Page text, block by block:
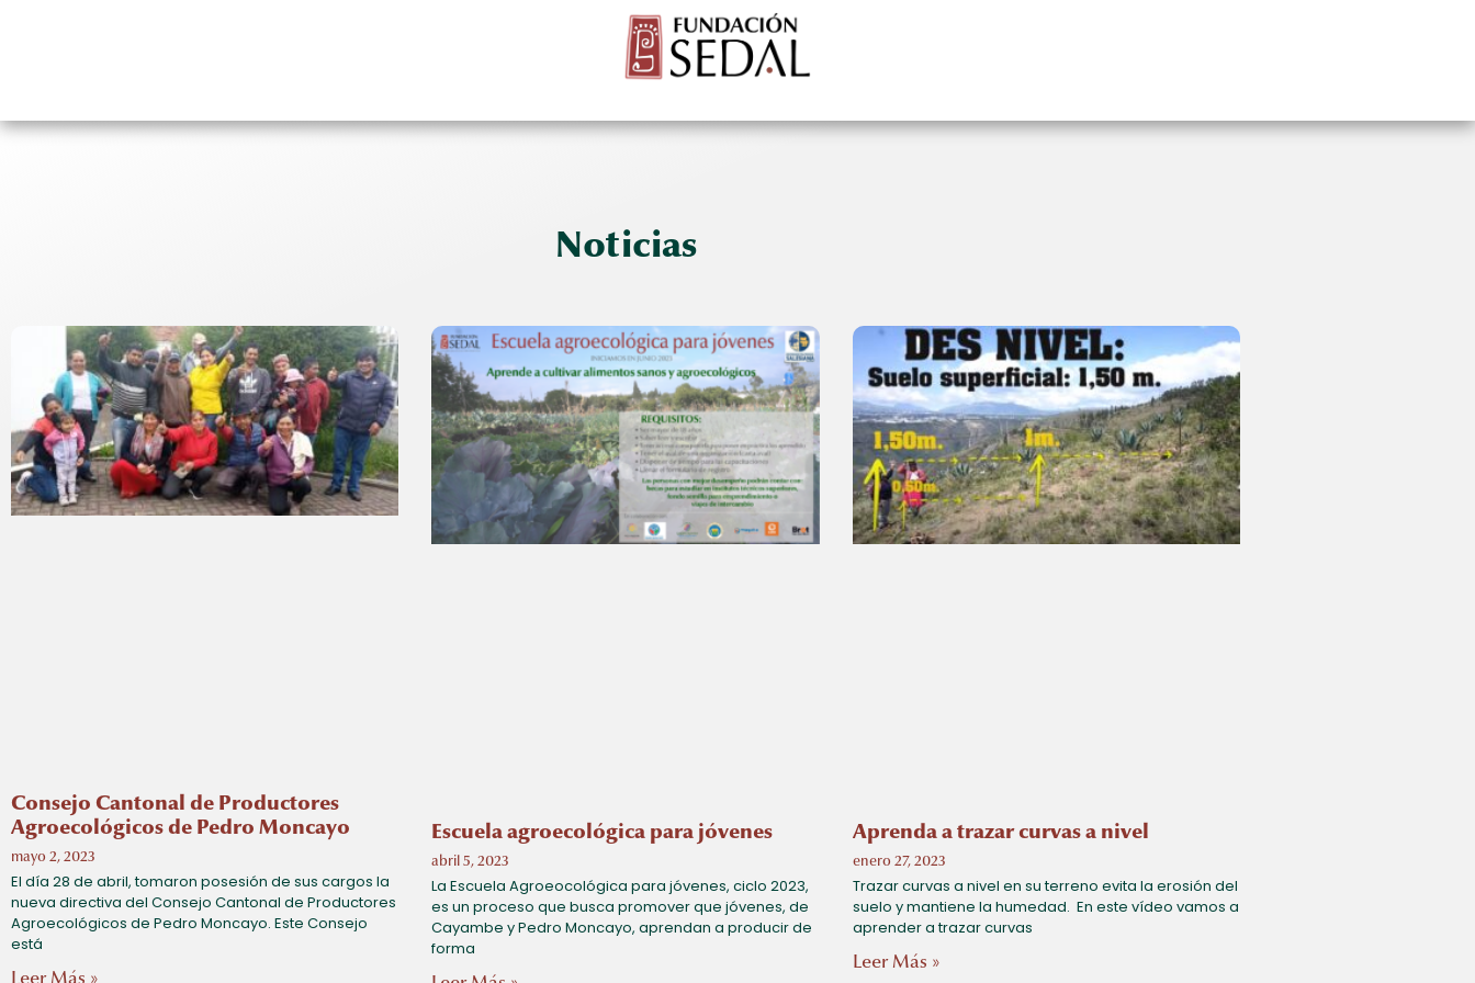
Noticias
Consejo Cantonal de Productores
Agroecológicos de Pedro Moncayo
mayo 2, 2023
El día 28 de abril, tomaron posesión de sus cargos la
nueva directiva del Consejo Cantonal de Productores
Agroecológicos de Pedro Moncayo. Este Consejo
está
Escuela agroecológica para jóvenes
abril 5, 2023
La Escuela Agroeocológica para jóvenes, ciclo 2023,
es un proceso que busca promover que jóvenes, de
Cayambe y Pedro Moncayo, aprendan a producir de
forma
Aprenda a trazar curvas a nivel
enero 27, 2023
Trazar curvas a nivel en su terreno evita la erosión del
suelo y mantiene la humedad. En este vídeo vamos a
aprender a trazar curvas
Leer Más »